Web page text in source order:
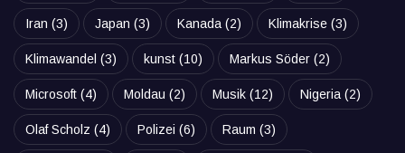
Iran (3) Japan (3) Kanada (2) Klimakrise (3)
Klimawandel (3) kunst (10) Markus Söder (2)
Microsoft (4) Moldau (2) Musik (12) Nigeria (2)
Olaf Scholz (4) Polizei (6) Raum (3)